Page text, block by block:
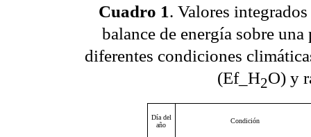
Cuadro 1. Valores
balance de energía sobre
diferentes condiciones
(Ef_H2O) y
Día del
año
Condición